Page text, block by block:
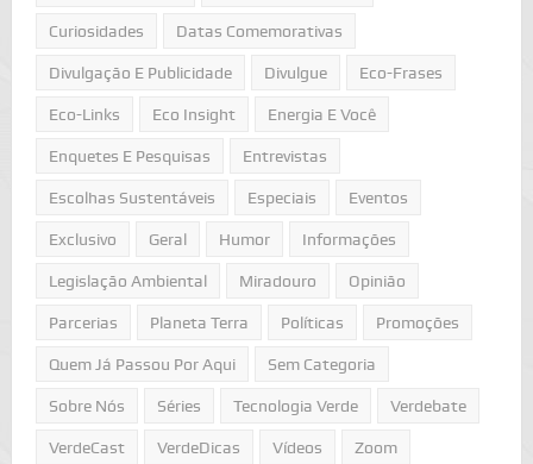
Curiosidades Datas Comemorativas
Divulgação E Publicidade Divulgue Eco-Frases
Eco-Links Eco Insight Energia E Você
Enquetes E Pesquisas Entrevistas
Escolhas Sustentáveis Especiais Eventos
Exclusivo Geral Humor Informações
Legislação Ambiental Miradouro Opinião
Parcerias Planeta Terra Políticas Promoções
Quem Já Passou Por Aqui Sem Categoria
Sobre Nós Séries Tecnologia Verde Verdebate
VerdeCast VerdeDicas Vídeos Zoom